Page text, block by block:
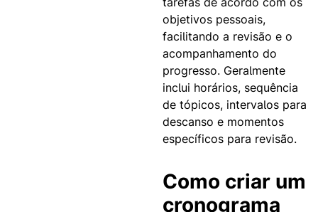
objetivos pessoais,
facilitando a revisão e o
acompanhamento do
progresso. Geralmente
inclui horários, sequência
de tópicos, intervalos para
descanso e momentos
específicos para revisão.
Como criar um
cronograma